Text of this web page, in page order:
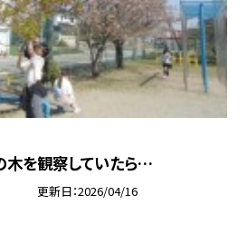
木を観察していたら…
更新日 2026/04/16